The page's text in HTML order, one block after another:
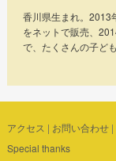
香川県生まれ。2013
をネットで販売、
で、たくさんの子ど
アクセス | お問い合わせ|
Special thanks